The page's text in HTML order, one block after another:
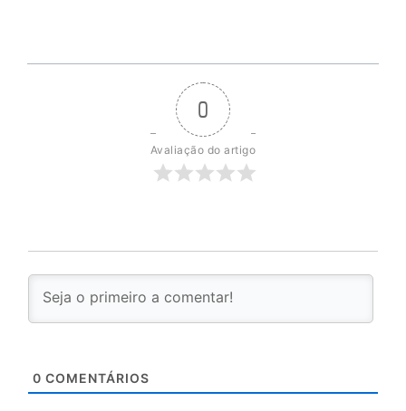
0
Avaliação do artigo
0 COMENTÁRIOS